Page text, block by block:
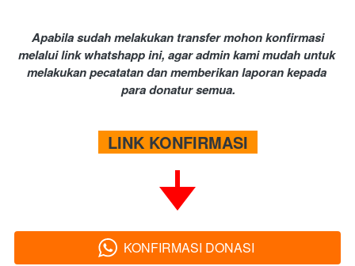
Apabila sudah melakukan transfer mohon konfirmasi
melalui link whatshapp ini, agar admin kami mudah untuk
melakukan pecatatan dan memberikan laporan kepada
para donatur semua.
  LINK KONFIRMASI
` KONFIRMASI DONASI